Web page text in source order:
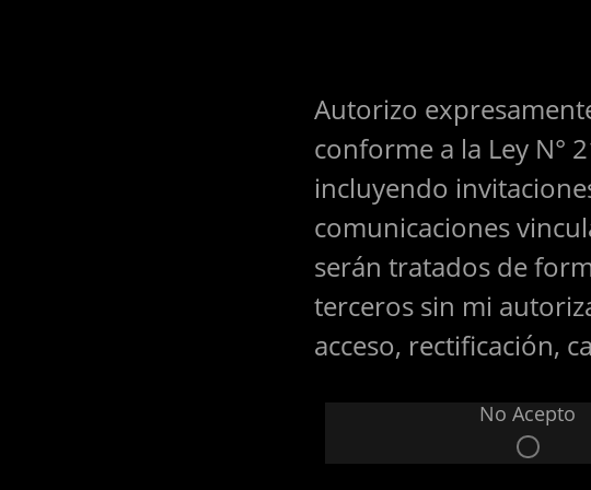
Autorizo
conforme a la Ley N°
incluyendo
comunicaciones
serán tratados de
terceros sin mi
acceso, rectificación,
No Acepto